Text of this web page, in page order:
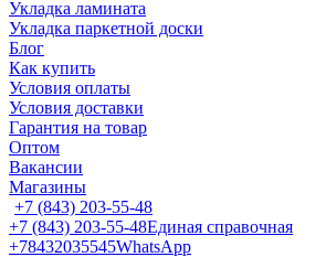
Укладка ламината
Укладка паркетной доски
Блог
Как купить
Условия оплаты
Условия доставки
Гарантия на товар
Оптом
Вакансии
Магазины
+7 (843) 203-55-48
+7 (843) 203-55-48Единая справочная
+78432035545WhatsApp